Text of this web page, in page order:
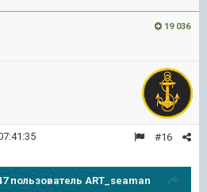
19 036
#16
пользователь ART_seaman